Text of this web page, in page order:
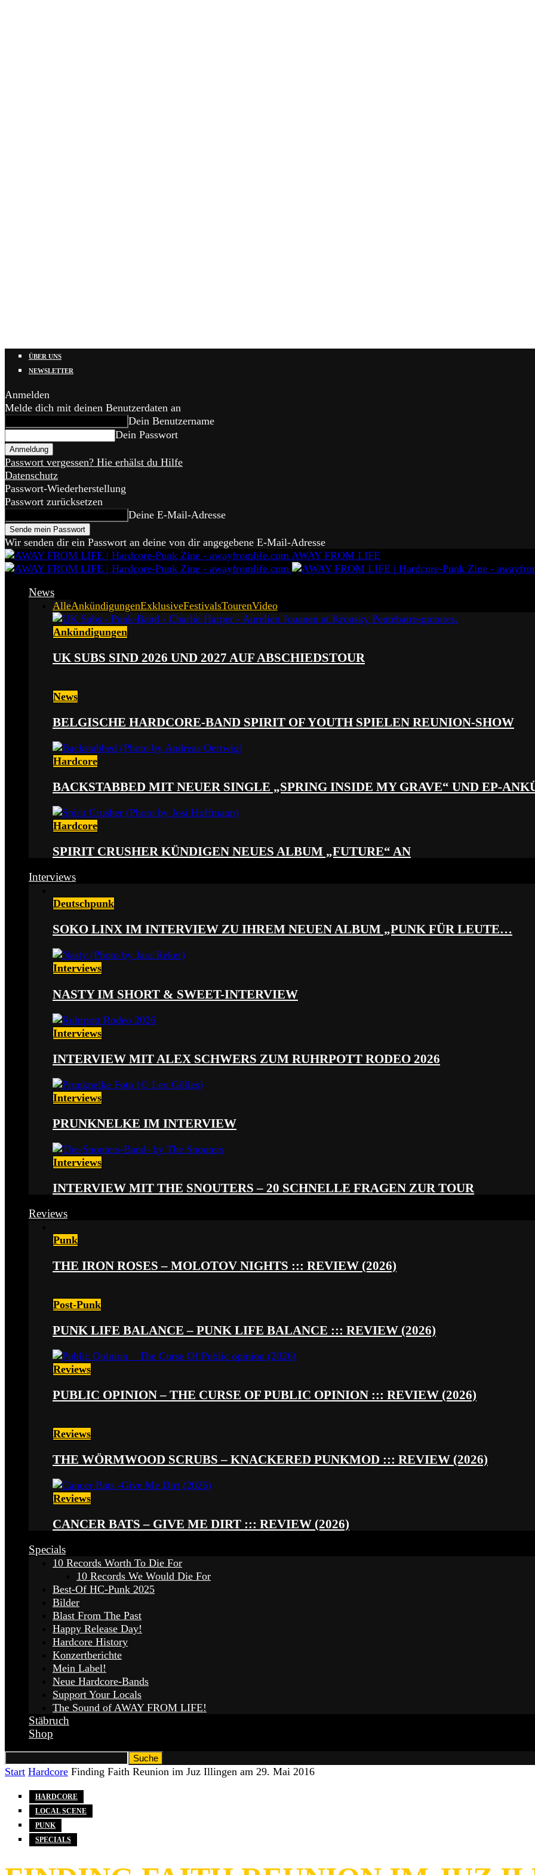
ÜBER UNS
NEWSLETTER
Anmelden
Melde dich mit deinen Benutzerdaten an
Dein Benutzername
Dein Passwort
Passwort vergessen? Hie erhälst du Hilfe
Datenschutz
Passwort-Wiederherstellung
Passwort zurücksetzen
Deine E-Mail-Adresse
Wir senden dir ein Passwort an deine von dir angegebene E-Mail-Adresse
AWAY FROM LIFE
News
AlleAnkündigungenExklusiveFestivalsTourenVideo
Ankündigungen
UK SUBS SIND 2026 UND 2027 AUF ABSCHIEDSTOUR
News
BELGISCHE HARDCORE-BAND SPIRIT OF YOUTH SPIELEN REUNION-SHOW
Hardcore
BACKSTABBED MIT NEUER SINGLE „SPRING INSIDE MY GRAVE“ UND EP-
Hardcore
SPIRIT CRUSHER KÜNDIGEN NEUES ALBUM „FUTURE“ AN
Interviews
Deutschpunk
SOKO LINX IM INTERVIEW ZU IHREM NEUEN ALBUM „PUNK FÜR LEUTE…
Interviews
NASTY IM SHORT & SWEET-INTERVIEW
Interviews
INTERVIEW MIT ALEX SCHWERS ZUM RUHRPOTT RODEO 2026
Interviews
PRUNKNELKE IM INTERVIEW
Interviews
INTERVIEW MIT THE SNOUTERS – 20 SCHNELLE FRAGEN ZUR TOUR
Reviews
Punk
THE IRON ROSES – MOLOTOV NIGHTS ::: REVIEW (2026)
Post-Punk
PUNK LIFE BALANCE – PUNK LIFE BALANCE ::: REVIEW (2026)
Reviews
PUBLIC OPINION – THE CURSE OF PUBLIC OPINION ::: REVIEW (2026)
Reviews
THE WÖRMWOOD SCRUBS – KNACKERED PUNKMOD ::: REVIEW (2026)
Reviews
CANCER BATS – GIVE ME DIRT ::: REVIEW (2026)
Specials
10 Records Worth To Die For
10 Records We Would Die For
Best-Of HC-Punk 2025
Bilder
Blast From The Past
Happy Release Day!
Hardcore History
Konzertberichte
Mein Label!
Neue Hardcore-Bands
Support Your Locals
The Sound of AWAY FROM LIFE!
Stäbruch
Shop
Start Hardcore Finding Faith Reunion im Juz Illingen am 29. Mai 2016
HARDCORE
LOCAL SCENE
PUNK
SPECIALS